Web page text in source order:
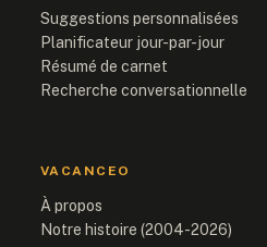
Suggestions personnalisées
Planificateur jour-par-jour
Résumé de carnet
Recherche conversationnelle
VACANCEO
À propos
Notre histoire (2004-2026)